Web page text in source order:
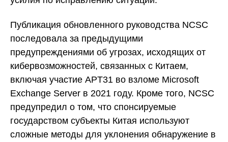
Публикация обновленного руководства NCSC
последовала за предыдущими
предупреждениями об угрозах, исходящих от
кибервозможностей, связанных с Китаем,
включая участие APT31 во взломе Microsoft
Exchange Server в 2021 году. Кроме того, NCSC
предупредил о том, что спонсируемые
государством субъекты Китая используют
сложные методы для уклонения обнаружение в